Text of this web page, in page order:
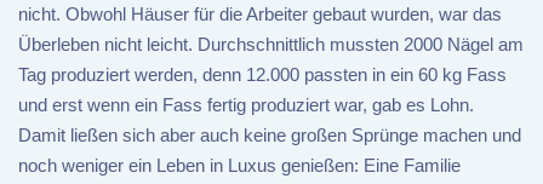
nicht. Obwohl Häuser für die Arbeiter gebaut wurden, war das
Überleben nicht leicht. Durchschnittlich mussten 2000 Nägel am
Tag produziert werden, denn 12.000 passten in ein 60 kg Fass
und erst wenn ein Fass fertig produziert war, gab es Lohn.
Damit ließen sich aber auch keine großen Sprünge machen und
noch weniger ein Leben in Luxus genießen: Eine Familie